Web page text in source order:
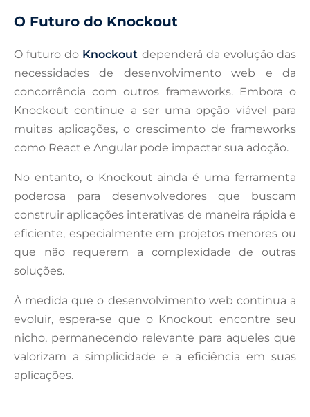
O Futuro do Knockout
O futuro do Knockout dependerá da evolução das
necessidades de desenvolvimento web e da
concorrência com outros frameworks. Embora o
Knockout continue a ser uma opção viável para
muitas aplicações, o crescimento de frameworks
como React e Angular pode impactar sua adoção.
No entanto, o Knockout ainda é uma ferramenta
poderosa para desenvolvedores que buscam
construir aplicações interativas de maneira rápida e
eficiente, especialmente em projetos menores ou
que não requerem a complexidade de outras
soluções.
À medida que o desenvolvimento web continua a
evoluir, espera-se que o Knockout encontre seu
nicho, permanecendo relevante para aqueles que
valorizam a simplicidade e a eficiência em suas
aplicações.